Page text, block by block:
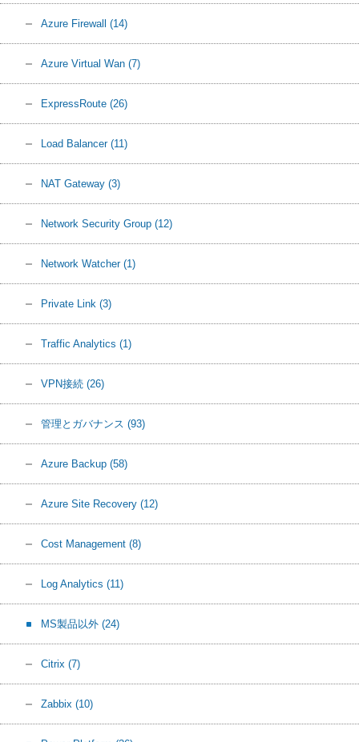
Azure Firewall (14)
Azure Virtual Wan (7)
ExpressRoute (26)
Load Balancer (11)
NAT Gateway (3)
Network Security Group (12)
Network Watcher (1)
Private Link (3)
Traffic Analytics (1)
VPN接続 (26)
管理とガバナンス (93)
Azure Backup (58)
Azure Site Recovery (12)
Cost Management (8)
Log Analytics (11)
MS製品以外 (24)
Citrix (7)
Zabbix (10)